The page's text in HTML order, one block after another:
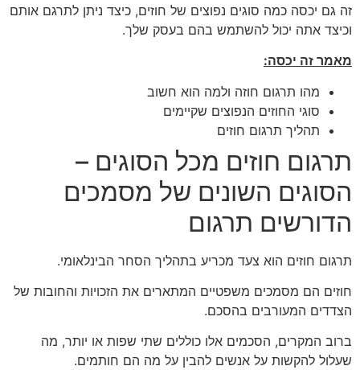
זה גם יכסה כמה סוגים נפוצים של חוזים, כיצד ניתן לתרגם אותם
וכיצד אתה יכול להשתמש בהם בעסק שלך.
מאמר זה יכסה:
מהו תרגום חוזה ולמה הוא חשוב
סוגי החוזים הנפוצים שקיימים
תהליך תרגום חוזים
תרגום חוזים מכל הסוגים –
הסוגים השונים של מסמכים
הדורשים תרגום
תרגום חוזים הוא צעד מכריע בתהליך הסחר הבינלאומי.
חוזים הם מסמכים משפטיים המתארים את הזכויות והחובות של
הצדדים המעורבים בהסכם.
ברוב המקרים, הסכמים אלו כוללים שתי שפות או יותר, מה
שעלול להקשות על אנשים להבין על מה הם חותמים.